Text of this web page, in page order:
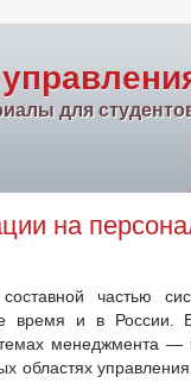
для
на
частью
время и в России.
менеджмента —
областях